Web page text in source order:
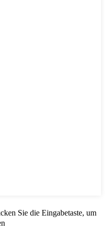
Sie die Eingabetaste, um